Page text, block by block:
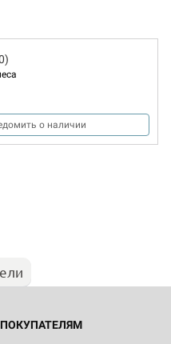
о наличии
ПОКУПАТЕЛЯМ